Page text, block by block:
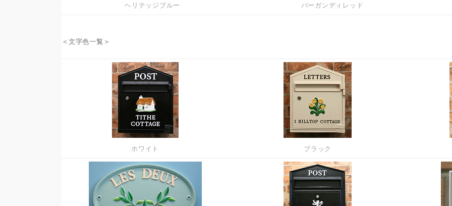
ヘリテッジブルー バーガンディレッド
＜文字色一覧＞
ホワイト ブラック